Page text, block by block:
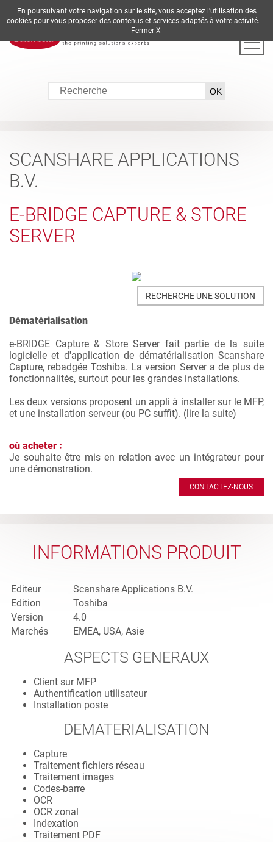
DE EN ES FR IT
SCANSHARE APPLICATIONS
B.V.
E-BRIDGE CAPTURE & STORE
SERVER
RECHERCHE UNE SOLUTION
Dématérialisation
e-BRIDGE Capture & Store Server fait partie de la suite
logicielle et d'application de dématérialisation Scanshare
Capture, rebadgée Toshiba. La version Server a de plus de
fonctionnalités, surtout pour les grandes installations.
Les deux versions proposent un appli à installer sur le MFP,
et une installation serveur (ou PC suffit). (lire la suite)
où acheter :
Je souhaite être mis en relation avec un intégrateur pour
une démonstration.
CONTACTEZ-NOUS
INFORMATIONS PRODUIT
Editeur
Scanshare Applications B.V.
Edition
Toshiba
Version
4.0
Marchés
EMEA, USA, Asie
ASPECTS GENERAUX
Client sur MFP
Authentification utilisateur
Installation poste
DEMATERIALISATION
Capture
Traitement fichiers réseau
Traitement images
Codes-barre
OCR
OCR zonal
Indexation
Traitement PDF
En poursuivant votre navigation sur le site, vous acceptez l'utilisation des
cookies pour vous proposer des contenus et services adaptés à votre activité.
Fermer X